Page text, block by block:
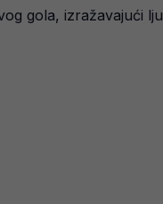
gola, izražavajući